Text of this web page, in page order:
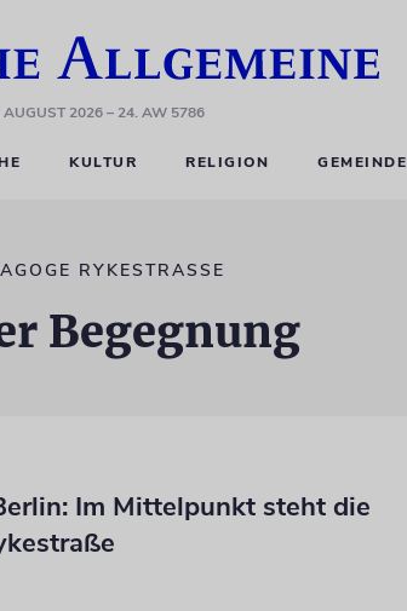
AUGUST 2026– 24. AW 5786
KULTUR RELIGION
RYKESTRASSE
Begegnung
Im Mittelpunkt steht die